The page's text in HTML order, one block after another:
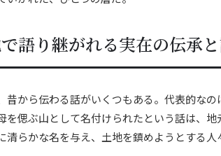
語り継がれる実在の伝承
昔から伝わる話がいくつもある。代表的な
を偲ぶ山として名付けられたという話は、
清らかな名を与え、土地を鎮めようとする人